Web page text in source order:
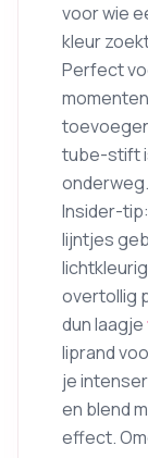
voor wie
kleur
Perfect
tube-stift
onderweg.
Insider-
lijntjes
overtollig
dun laagje
liprand
je
en blend
effect.